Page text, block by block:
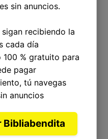
sin anuncios.
recibiendo la
cada día
% gratuito para
pagar
tú navegas
anuncios
Bibliabendita